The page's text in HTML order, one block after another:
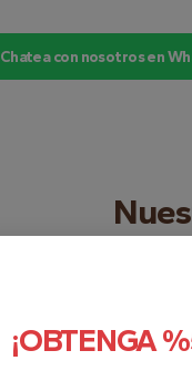
Chatea con nosotros en
¡OBTENGA